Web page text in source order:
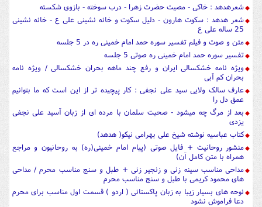
شعرهدهد : خاکی - مصیت حضرت زهرا - درب سوخته - بازوی شکسته
شعر هدهد : سکوت هارون - دلیل سکوت و خانه نشینی علی ع - خانه نشینی
25 ساله علی ع
متن و صوت و فیلم تفسیر سوره حمد امام خمینی ره در 5 جلسه
تفسیر سوره حمد امام خمینی ره صوتی 5 جلسه
ویژه نامه خشکسالی ایران و رفع چند ماهه بحران خشکسالی / ویژه نامه
بحران کم آبی
عارف سالک ولایی سید علی نجفی : کار پیچیده تر از این است که ما بتوانیم
عمق دل را
بعد از مرگ چه میشود - صحبت سلمان با مرده ای از زبان آسید علی نجفی
یزدی
کتاب عباسیه نوشته شیخ علی بهرامی نیکو( هدهد)
منشور روحانیت + فایل صوتی (پیام امام خمینی(ره) به روحانیون و مراجع
همراه با متن کامل آن)
مداحی مناسب سینه زنی و زنجیر زنی + طبل و سنج مناسب محرم / مداحی
های محمود کریمی با طبل و سنج مناسب محرم
نوحه های بسیار زیبا به زبان پاکستانی ( اردو ) قسمت اول مناسب برای محرم
دعا فراموش نشود